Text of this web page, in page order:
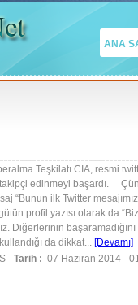
ANA
Teşkilatı CIA, resmi
edinmeyi başardı.
“Bunun ilk Twitter
profil yazısı olarak da
Diğerlerinin
da dikkat... [Devamı]
-Tarih : 07 Haziran 2014 -